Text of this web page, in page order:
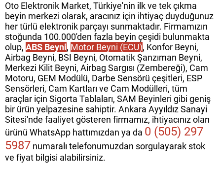
Oto Elektronik Market, Türkiye'nin ilk ve tek çıkma
beyin merkezi olarak, aracınız için ihtiyaç duyduğunuz
her türlü elektronik parçayı sunmaktadır. Firmamızın
stoğunda 100.000'den fazla beyin çeşidi bulunmakta
olup, ABS Beyni, Motor Beyni (ECU), Konfor Beyni,
Airbag Beyni, BSI Beyni, Otomatik Şanzıman Beyni,
Merkezi Kilit Beyni, Airbag Sargısı (Zembereği), Cam
Motoru, GEM Modülü, Darbe Sensörü çeşitleri, ESP
Sensörleri, Cam Kartları ve Cam Modülleri, tüm
araçlar için Sigorta Tablaları, SAM Beyinleri gibi geniş
bir ürün yelpazesine sahiptir. Ankara Ayyıldız Sanayi
Sitesi'nde faaliyet gösteren firmamız, ihtiyacınız olan
ürünü WhatsApp hattımızdan ya da 0 (505) 297
5987 numaralı telefonumuzdan sorgulayarak stok
ve fiyat bilgisi alabilirsiniz.